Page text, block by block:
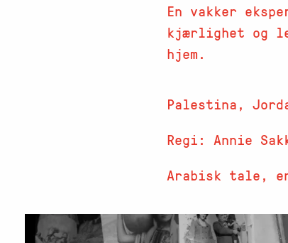
En vakker
kjærlighet og
hjem.
Palestina,
Regi: Annie
Arabisk tale,